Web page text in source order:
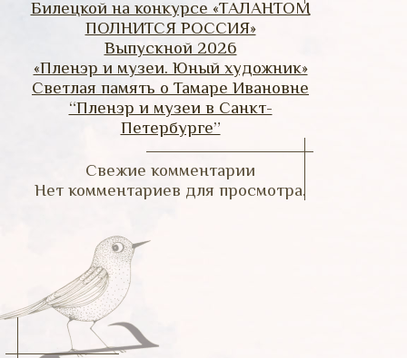
Билецкой на конкурсе «ТАЛАНТОМ
ПОЛНИТСЯ РОССИЯ»
Выпускной 2026
«Пленэр и музеи. Юный художник»
Светлая память о Тамаре Ивановне
“Пленэр и музеи в Санкт-
Петербурге”
Свежие комментарии
Нет комментариев для просмотра.